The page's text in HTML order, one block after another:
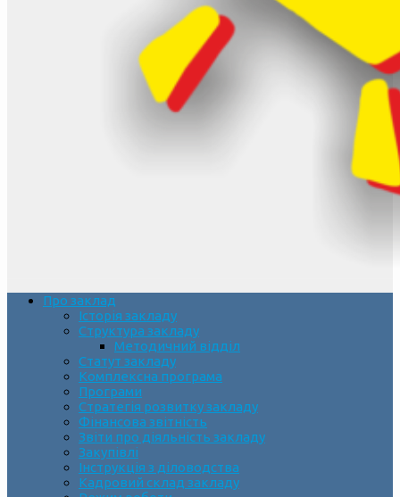
Про заклад
Історія закладу
Структура закладу
Методичний відділ
Статут закладу
Комплексна програма
Програми
Стратегія розвитку закладу
Фінансова звітність
Звіти про діяльність закладу
Закупівлі
Інструкція з діловодства
Кадровий склад закладу